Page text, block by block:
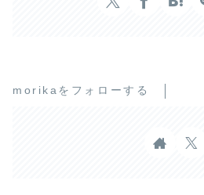
morikaをフォローする